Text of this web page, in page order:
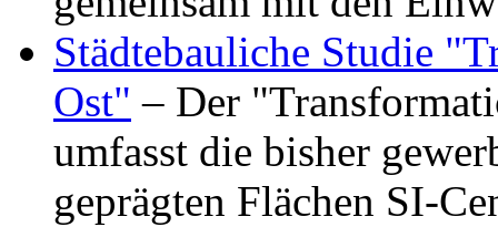
Städtebauliche Studie
Ost" – Der
umfasst die bisher
geprägten Flächen SI-